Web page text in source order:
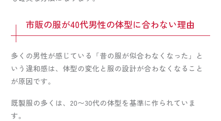
市販の服が40代男性の体型に合わない理由
多くの男性が感じている「昔の服が似合わなくなった」と
いう違和感は、体型の変化と服の設計が合わなくなること
が原因です。
既製服の多くは、20〜30代の体型を基準に作られていま
す。